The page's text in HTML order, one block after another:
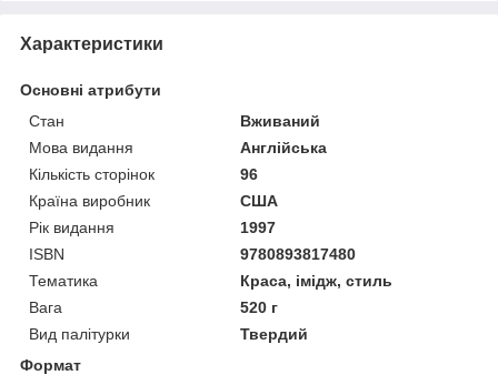
Характеристики
Основні атрибути
Стан
Вживаний
Мова видання
Англійська
Кількість сторінок
96
Країна виробник
США
Рік видання
1997
ISBN
9780893817480
Тематика
Краса, імідж, стиль
Вага
520 г
Вид палітурки
Твердий
Формат